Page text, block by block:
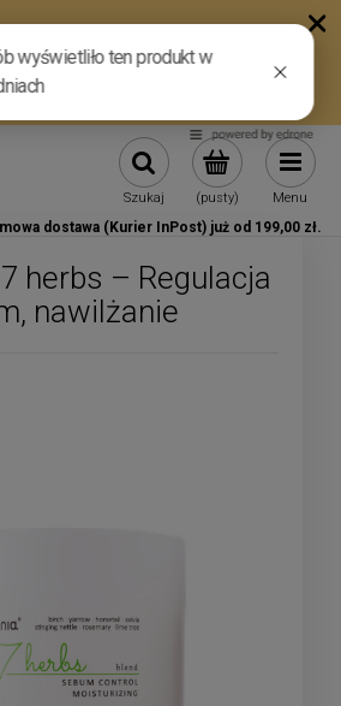
(pusty)
Szukaj Menu
dostawa (Kurier InPost) już od 199,00 zł.
herbs – Regulacja
nawilżanie